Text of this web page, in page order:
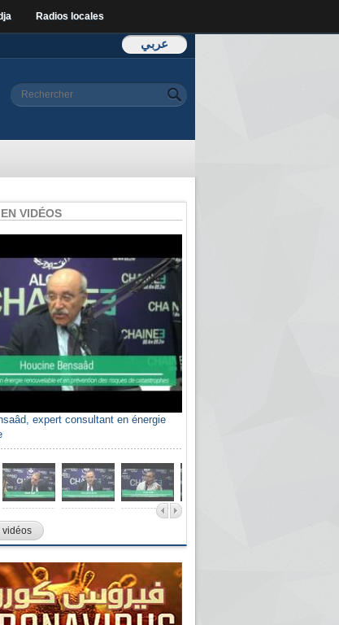
Radios locales
عربي
Formulaire de
Rechercher
VIDÉOS
expert consultant en énergie
vidéos